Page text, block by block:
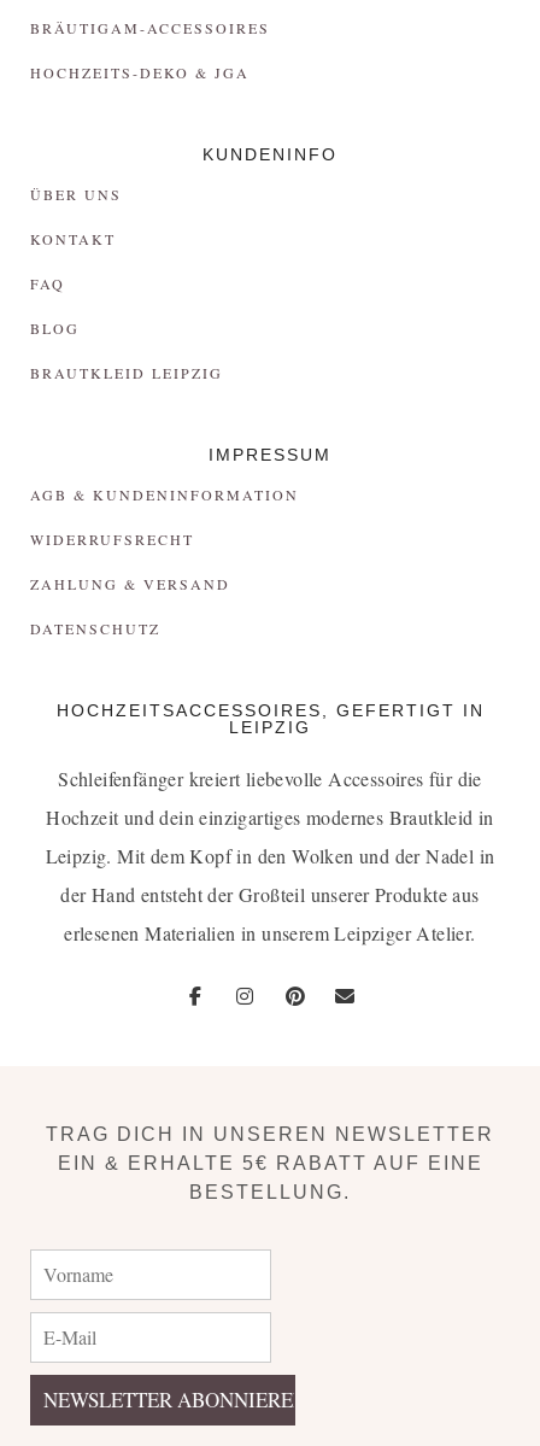
BRÄUTIGAM-ACCESSOIRES
HOCHZEITS-DEKO & JGA
KUNDENINFO
ÜBER UNS
KONTAKT
FAQ
BLOG
BRAUTKLEID LEIPZIG
IMPRESSUM
AGB & KUNDENINFORMATION
WIDERRUFSRECHT
ZAHLUNG & VERSAND
DATENSCHUTZ
HOCHZEITSACCESSOIRES, GEFERTIGT IN
LEIPZIG
Schleifenfänger kreiert liebevolle Accessoires für die
Hochzeit und dein einzigartiges modernes Brautkleid in
Leipzig. Mit dem Kopf in den Wolken und der Nadel in
der Hand entsteht der Großteil unserer Produkte aus
erlesenen Materialien in unserem Leipziger Atelier.
TRAG DICH IN UNSEREN NEWSLETTER
EIN & ERHALTE 5€ RABATT AUF EINE
BESTELLUNG.